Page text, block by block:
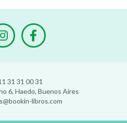
31 31 00 31
6, Haedo, Buenos Aires
libros.com